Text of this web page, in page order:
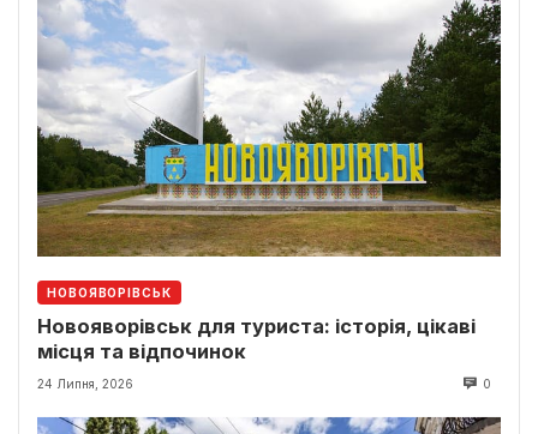
НОВОЯВОРІВСЬК
Новояворівськ для туриста: історія, цікаві
місця та відпочинок
24 Липня, 2026 0